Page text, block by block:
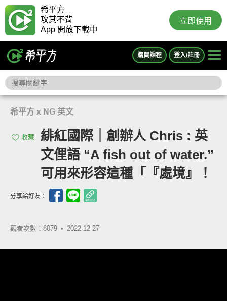
希平方
攻其不背
App 開放下載中
立即使用
購買課程 登入/註冊
希平方 x NG 英文
收藏
緋紅國際｜創辦人 Chris : 英
文俚語 “A fish out of water.”
可用來形容這種「『處境』！
分享給好友：
觀看次數：8079 • 2022-12-27